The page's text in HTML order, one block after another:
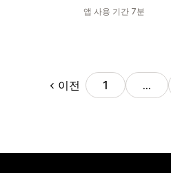
앱 사용 기간 7분
이전 1 …